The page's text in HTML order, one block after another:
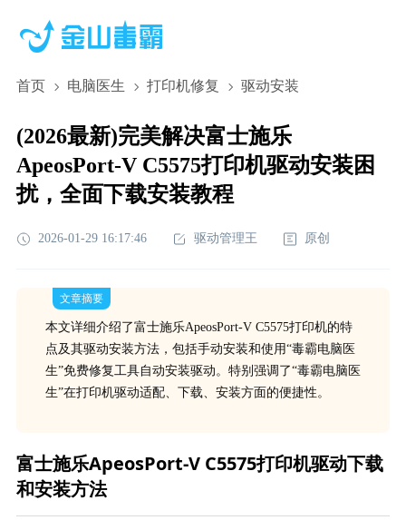
首页 电脑医生 打印机修复 驱动安装
(2026最新)完美解决富士施乐
ApeosPort-V C5575打印机驱动安装困
扰，全面下载安装教程
2026-01-29 16:17:46 驱动管理王 原创
文章摘要
本文详细介绍了富士施乐ApeosPort-V C5575打印机的特
点及其驱动安装方法，包括手动安装和使用“毒霸电脑医
生”免费修复工具自动安装驱动。特别强调了“毒霸电脑医
生”在打印机驱动适配、下载、安装方面的便捷性。
富士施乐ApeosPort-V C5575打印机驱动下载
和安装方法